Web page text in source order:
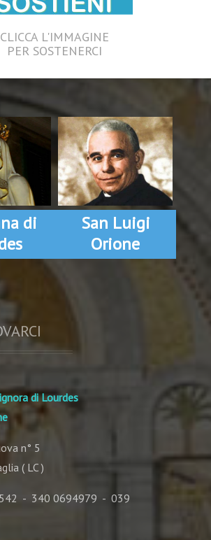
CLICCA L'IMMAGINE
PER SOSTENERCI
di
San Luigi
Orione
di Lourdes
n° 5
( LC )
- 340 0694979 - 039